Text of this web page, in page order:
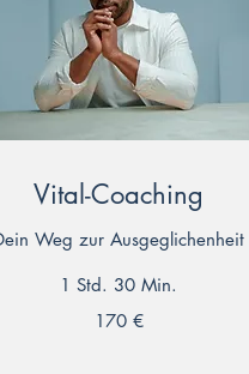
Vital-Coaching
Weg zur Ausgeglichenheit
1 Std. 30 Min.
170 €